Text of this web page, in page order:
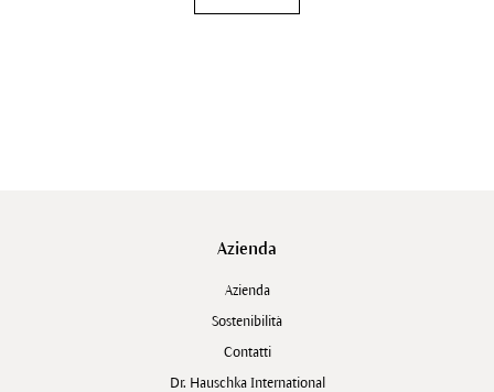
Azienda
Azienda
Sostenibilità
Contatti
Dr. Hauschka International